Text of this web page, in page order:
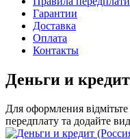
Гарантии
Доставка
Оплата
Контакты
Деньги и
Для оформления відмітьте
передплату та додайте